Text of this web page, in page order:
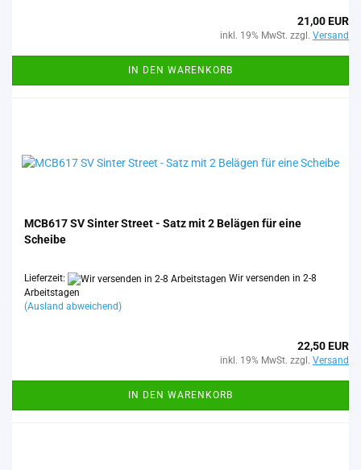
21,00 EUR
inkl. 19% MwSt. zzgl. Versand
IN DEN WARENKORB
MCB617 SV Sin­ter Street - Satz mit 2 Be­lä­gen für eine
Schei­be
Lieferzeit:
Wir versenden in 2-8
Arbeitstagen
(Ausland abweichend)
22,50 EUR
inkl. 19% MwSt. zzgl. Versand
IN DEN WARENKORB